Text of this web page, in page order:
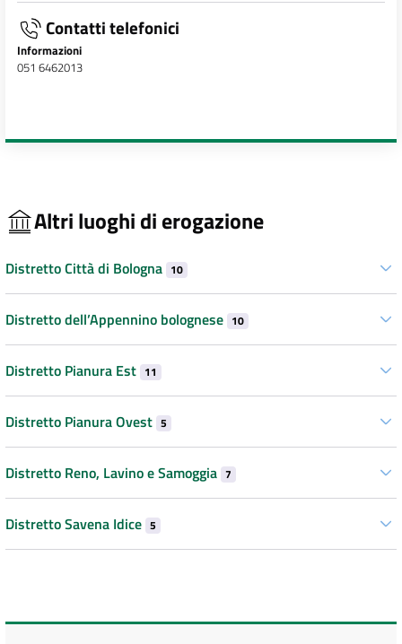
Contatti telefonici
Informazioni
051 6462013
Altri luoghi di erogazione
Distretto Città di Bologna 10
Distretto dell’Appennino bolognese 10
Distretto Pianura Est 11
Distretto Pianura Ovest 5
Distretto Reno, Lavino e Samoggia 7
Distretto Savena Idice 5